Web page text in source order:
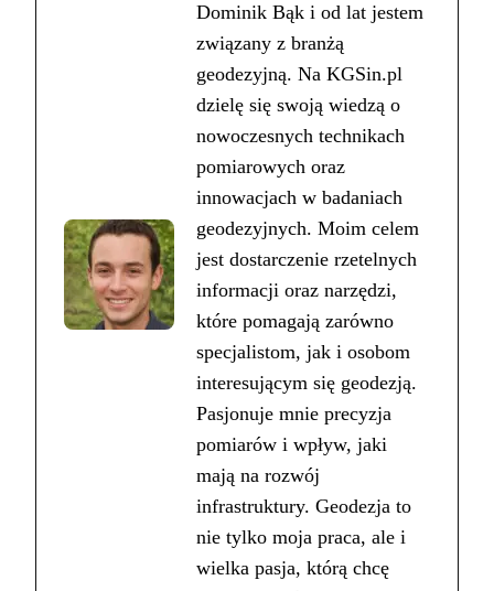
Dominik Bąk i od lat jestem
związany z branżą
geodezyjną. Na KGSin.pl
dzielę się swoją wiedzą o
nowoczesnych technikach
pomiarowych oraz
innowacjach w badaniach
geodezyjnych. Moim celem
jest dostarczenie rzetelnych
informacji oraz narzędzi,
które pomagają zarówno
specjalistom, jak i osobom
interesującym się geodezją.
Pasjonuje mnie precyzja
pomiarów i wpływ, jaki
mają na rozwój
infrastruktury. Geodezja to
nie tylko moja praca, ale i
wielka pasja, którą chcę